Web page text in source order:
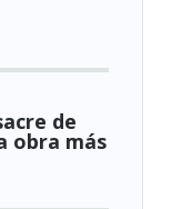
de
obra más